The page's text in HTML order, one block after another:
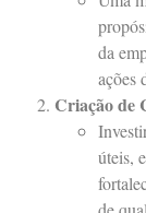
da
ações
Criação de
úteis,